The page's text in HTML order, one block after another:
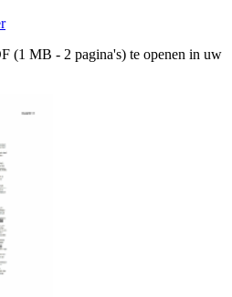
(1 MB - 2 pagina's) te openen in uw